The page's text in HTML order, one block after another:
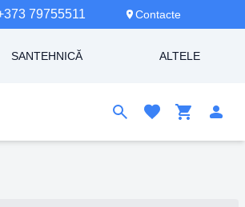
79755511 Contacte
SANTEHNICĂ ALTELE